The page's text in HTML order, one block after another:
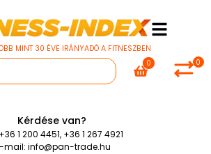
MINT 30 ÉVE IRÁNYADÓ A FITNESZBEN
0
0
Kérdése van?
+36 1 200 4451, +36 1 267 4921
mail: info@pan-trade.hu